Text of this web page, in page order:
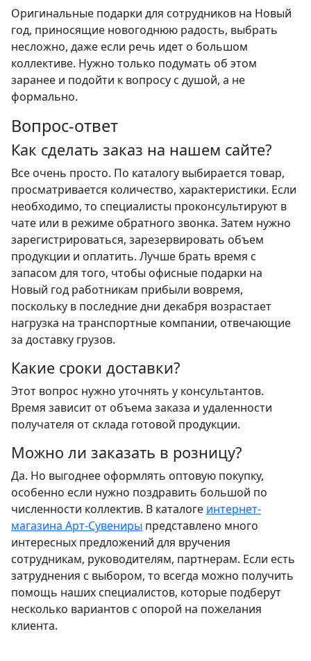
Оригинальные подарки для сотрудников на Новый
год, приносящие новогоднюю радость, выбрать
несложно, даже если речь идет о большом
коллективе. Нужно только подумать об этом
заранее и подойти к вопросу с душой, а не
формально.
Вопрос-ответ
Как сделать заказ на нашем сайте?
Все очень просто. По каталогу выбирается товар,
просматривается количество, характеристики. Если
необходимо, то специалисты проконсультируют в
чате или в режиме обратного звонка. Затем нужно
зарегистрироваться, зарезервировать объем
продукции и оплатить. Лучше брать время с
запасом для того, чтобы офисные подарки на
Новый год работникам прибыли вовремя,
поскольку в последние дни декабря возрастает
нагрузка на транспортные компании, отвечающие
за доставку грузов.
Какие сроки доставки?
Этот вопрос нужно уточнять у консультантов.
Время зависит от объема заказа и удаленности
получателя от склада готовой продукции.
Можно ли заказать в розницу?
Да. Но выгоднее оформлять оптовую покупку,
особенно если нужно поздравить большой по
численности коллектив. В каталоге интернет-
магазина Арт-Сувениры представлено много
интересных предложений для вручения
сотрудникам, руководителям, партнерам. Если есть
затруднения с выбором, то всегда можно получить
помощь наших специалистов, которые подберут
несколько вариантов с опорой на пожелания
клиента.